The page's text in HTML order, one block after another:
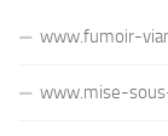
www.fumoir-
www.mise-